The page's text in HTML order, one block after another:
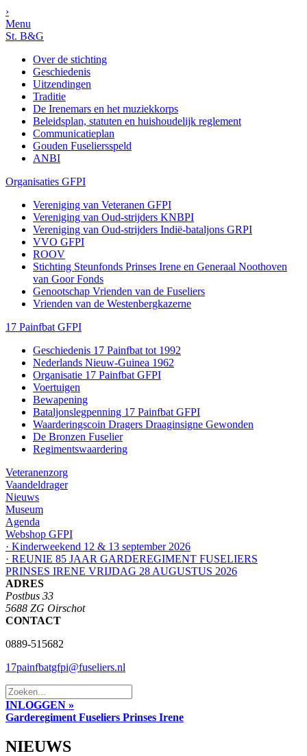
›
Menu
St. B&G
Over de stichting
Geschiedenis
Uitzendingen
Traditie
De Irenemars en het muziekkorps
Beleidsplan, statuten en huishoudelijk reglement
Communicatieplan
Gouden Fuseliersspeld
ANBI
Organisaties GFPI
Vereniging van Veteranen GFPI
Vereniging van Oud-strijders KNBPI
Vereniging van Oud-strijders Indië-bataljons GRPI
VVO GFPI
ROOV
Stichting Steunfonds Prinses Irene en Generaal Noothoven
van Goor Fonds
Genootschap Vrienden van de Fuseliers
Vrienden van de Westenbergkazerne
17 Painfbat GFPI
Geschiedenis 17 Painfbat tot 1992
Nederlands Nieuw-Guinea 1962
Organisatie 17 Painfbat GFPI
Voertuigen
Bewapening
Bataljonslegpenning 17 Painfbat GFPI
Waarderingscoin Dragers Draaginsigne Gewonden
De Bronzen Fuselier
Regimentswaardering
Veteranenzorg
Vaandeldrager
Nieuws
Museum
Agenda
Webshop GFPI
· Kinderweekend 12 & 13 september 2026
· REUNIE 85 JAAR GARDEREGIMENT FUSELIERS
PRINSES IRENE VRIJDAG 28 AUGUSTUS 2026
ADRES
Postbus 33
5688 ZG Oirschot
CONTACT
0889-515682
17painfbatgfpi@fuseliers.nl
INLOGGEN »
Garderegiment Fuseliers Prinses Irene
NIEUWS